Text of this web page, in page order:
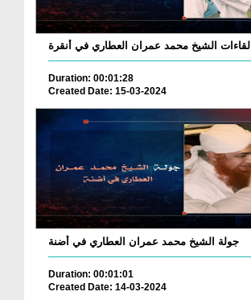
لقاءات الشيخ محمد عمران العطاري في أنقرة
Duration: 00:01:28
Created Date: 15-03-2024
جولة الشيخ محمد عمران العطاري في أضنة
Duration: 00:01:01
Created Date: 14-03-2024